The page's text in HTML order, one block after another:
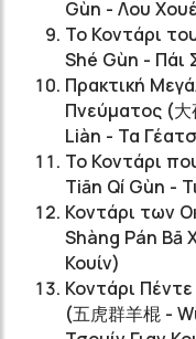
Gùn - Λου
Το Κοντάρι
Shé Gùn - Πάι
Πρακτική
Πνεύματος (大
Liàn - Τα
Το Κοντάρι
Tiān Qí Gùn -
Κοντάρι των
Shàng Pán Bā
Κουίν)
Κοντάρι
(五虎群羊棍 -